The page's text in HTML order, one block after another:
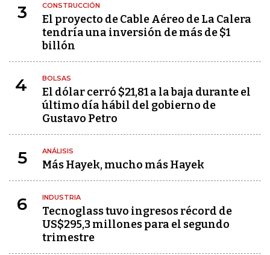
3 CONSTRUCCIÓN
El proyecto de Cable Aéreo de La Calera
tendría una inversión de más de $1
billón
4 BOLSAS
El dólar cerró $21,81 a la baja durante el
último día hábil del gobierno de
Gustavo Petro
5 ANÁLISIS
Más Hayek, mucho más Hayek
6 INDUSTRIA
Tecnoglass tuvo ingresos récord de
US$295,3 millones para el segundo
trimestre